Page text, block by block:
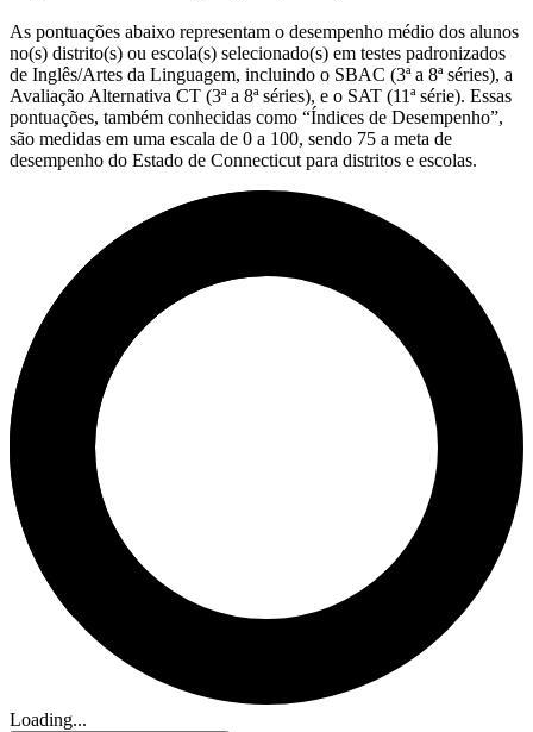
As pontuações abaixo representam o desempenho médio dos alunos
no(s) distrito(s) ou escola(s) selecionado(s) em testes padronizados
de Inglês/Artes da Linguagem, incluindo o SBAC (3ª a 8ª séries), a
Avaliação Alternativa CT (3ª a 8ª séries), e o SAT (11ª série). Essas
pontuações, também conhecidas como “Índices de Desempenho”,
são medidas em uma escala de 0 a 100, sendo 75 a meta de
desempenho do Estado de Connecticut para distritos e escolas.
Loading...